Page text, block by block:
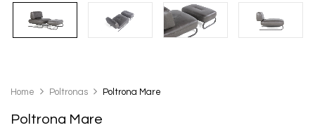
Home Poltronas Poltrona Mare
Poltrona Mare